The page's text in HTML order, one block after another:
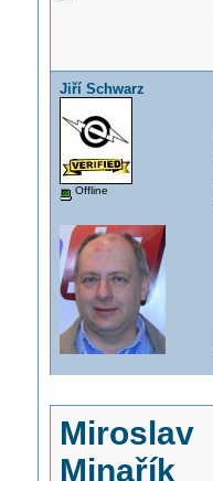
Jiří Schwarz
Offline
Miroslav
Minařík